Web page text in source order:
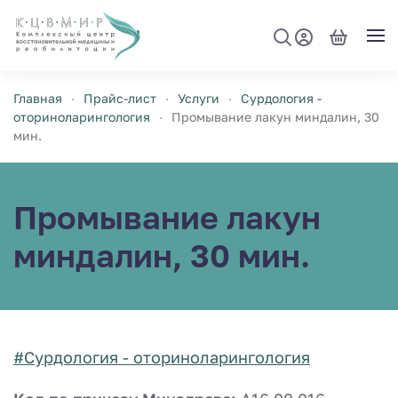
Перейти к содержимому
Главная Прайс-лист Услуги
Сурдология -
оториноларингология
Промывание лакун миндалин, 30
мин.
Промывание лакун
миндалин, 30 мин.
#Сурдология - оториноларингология